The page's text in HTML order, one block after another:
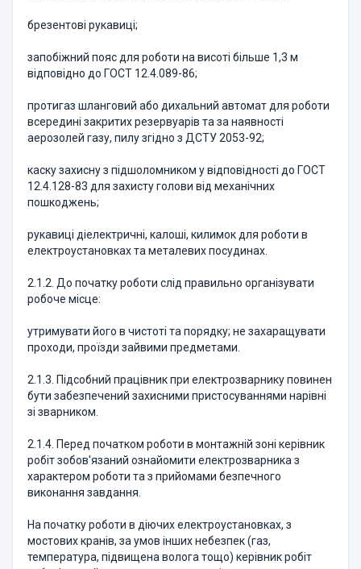
брезентові рукавиці;
запобіжний пояс для роботи на висоті більше 1,3 м
відповідно до ГОСТ 12.4.089-86;
протигаз шланговий або дихальний автомат для роботи
всередині закритих резервуарів та за наявності
аерозолей газу, пилу згідно з ДСТУ 2053-92;
каску захисну з підшоломником у відповідності до ГОСТ
12.4.128-83 для захисту голови від механічних
пошкоджень;
рукавиці діелектричні, калоші, килимок для роботи в
електроустановках та металевих посудинах.
2.1.2. До початку роботи слід правильно організувати
робоче місце:
утримувати його в чистоті та порядку; не захаращувати
проходи, проїзди зайвими предметами.
2.1.3. Підсобний працівник при електрозварнику повинен
бути забезпечений захисними пристосуваннями нарівні
зі зварником.
2.1.4. Перед початком роботи в монтажній зоні керівник
робіт зобов'язаний ознайомити електрозварника з
характером роботи та з прийомами безпечного
виконання завдання.
На початку роботи в діючих електроустановках, з
мостових кранів, за умов інших небезпек (газ,
температура, підвищена волога тощо) керівник робіт